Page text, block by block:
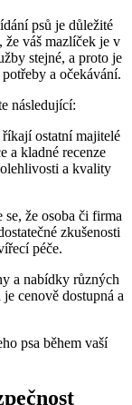
psů je důležité
váš mazlíček je v
stejné, a proto je
a očekávání.
následující:
ostatní majitelé
a kladné recenze
a kvality
se, že osoba či firma
zkušenosti
péče.
a nabídky různých
cenově dostupná a